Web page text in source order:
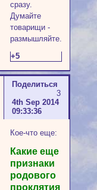
сразу.
Думайте
товарищи -
размышляйте.
+5
Поделиться
3
4th Sep 2014
09:33:36
Кое-что еще:
Какие еще
признаки
родового
проклятия